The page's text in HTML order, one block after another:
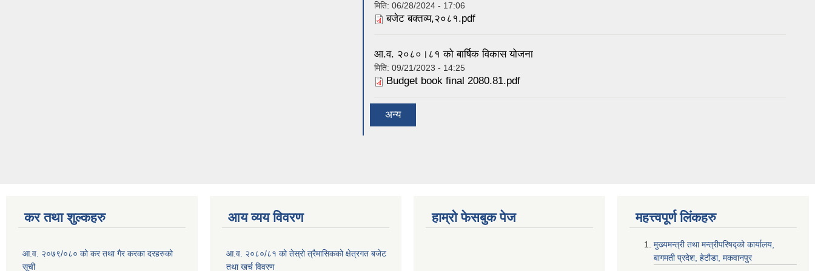
मिति: 06/28/2024 - 17:06
बजेट बक्तव्य,२०८१.pdf
आ.व. २०८०।८१ को बार्षिक विकास योजना
मिति: 09/21/2023 - 14:25
Budget book final 2080.81.pdf
अन्य
कर तथा शुल्कहरु
आ.व. २०७९/०८० को कर तथा गैर करका दरहरुको
सूची
आय व्यय विवरण
आ.व. २०८०/८१ को तेस्रो त्रैमासिकको क्षेत्रगत बजेट
तथा खर्च विवरण
हाम्रो फेसबुक पेज महत्त्वपूर्ण लि‌ंकहरु
मुख्यमन्त्री तथा मन्त्रीपरिषद्को कार्यालय,
बागमती प्रदेश, हेटौडा, मकवानपुर